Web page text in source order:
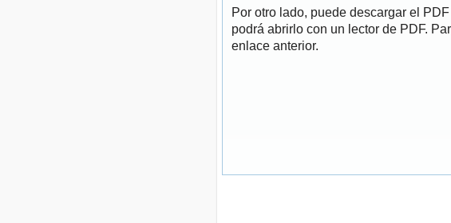
Por otro lado, puede descargar el
podrá abrirlo con un lector de PDF.
enlace anterior.